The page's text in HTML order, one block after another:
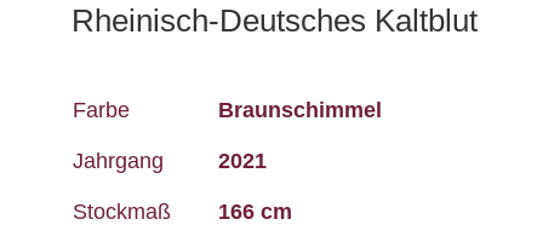
Rheinisch-Deutsches Kaltblut
Farbe Braunschimmel
Jahrgang 2021
Stockmaß 166 cm